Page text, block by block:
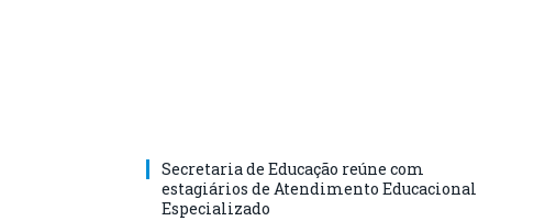
Secretaria de Educação reúne com
estagiários de Atendimento Educacional
Especializado